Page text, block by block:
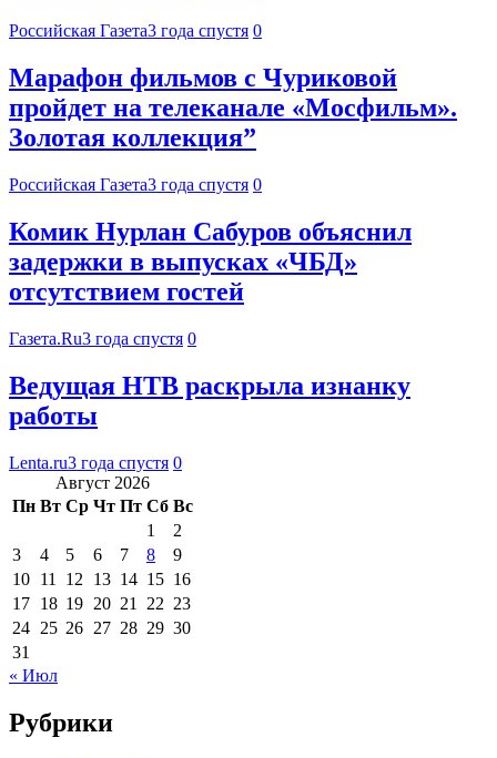
Российская Газета3 года спустя 0
Марафон фильмов с Чуриковой
пройдет на телеканале «Мосфильм».
Золотая коллекция”
Российская Газета3 года спустя 0
Комик Нурлан Сабуров объяснил
задержки в выпусках «ЧБД»
отсутствием гостей
Газета.Ru3 года спустя 0
Ведущая НТВ раскрыла изнанку
работы
Lenta.ru3 года спустя 0
Август 2026
Пн Вт Ср Чт Пт Сб Вс
1
2
3
4 5 6 7 8
9
10 11 12 13 14 15 16
17 18 19 20 21 22 23
24 25 26 27 28 29 30
31
« Июл
Рубрики